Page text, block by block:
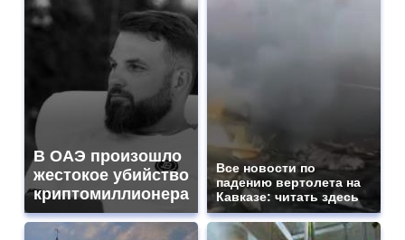
В ОАЭ произошло
жестокое убийство
криптомиллионера
Все новости по
падению вертолета на
Кавказе: читать здесь